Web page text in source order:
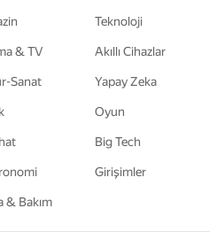
& TV
Sanat
& Bakım
Teknoloji
Akıllı Cihazlar
Yapay Zeka
Oyun
Big Tech
Girişimler